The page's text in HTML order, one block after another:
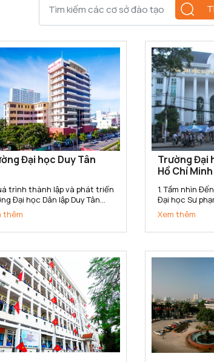
Đại học Duy Tân
trình thành lập và phát triển
Đại học Dân lập Duy Tân
thành lập ngày 11/11/1994
Quyết định số 666/TTg của
Chính phủ. Năm 2015,
Tư thục theo...
thêm
Trường Đại
Hồ Chí Minh
1. Tầm nhìn Đến năm 2030, Trường
Đại học Sư
Minh trở thành
phạm trọng
tín cao trong
khu vực Đông
Xem thêm